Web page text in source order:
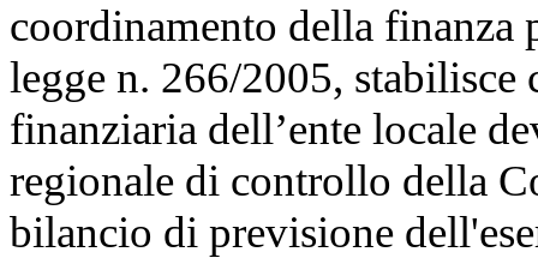
coordinamento della finanza
legge n. 266/2005, stabilisce
finanziaria dell’ente locale
regionale di controllo della
bilancio di previsione